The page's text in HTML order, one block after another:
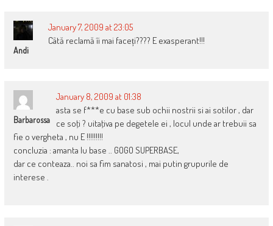
Andi
January 7, 2009 at 23:05
Câtă reclamă îi mai faceți???? E exasperant!!!
Barbarossa
January 8, 2009 at 01:38
asta se f***e cu base sub ochii nostrii si ai sotilor , dar
ce soţi ? uitaţiva pe degetele ei , locul unde ar trebuii sa
fie o vergheta , nu E !!!!!!!!!
concluzia : amanta lu base .. GOGO SUPERBASE,
dar ce conteaza.. noi sa fim sanatosi , mai putin grupurile de
interese .